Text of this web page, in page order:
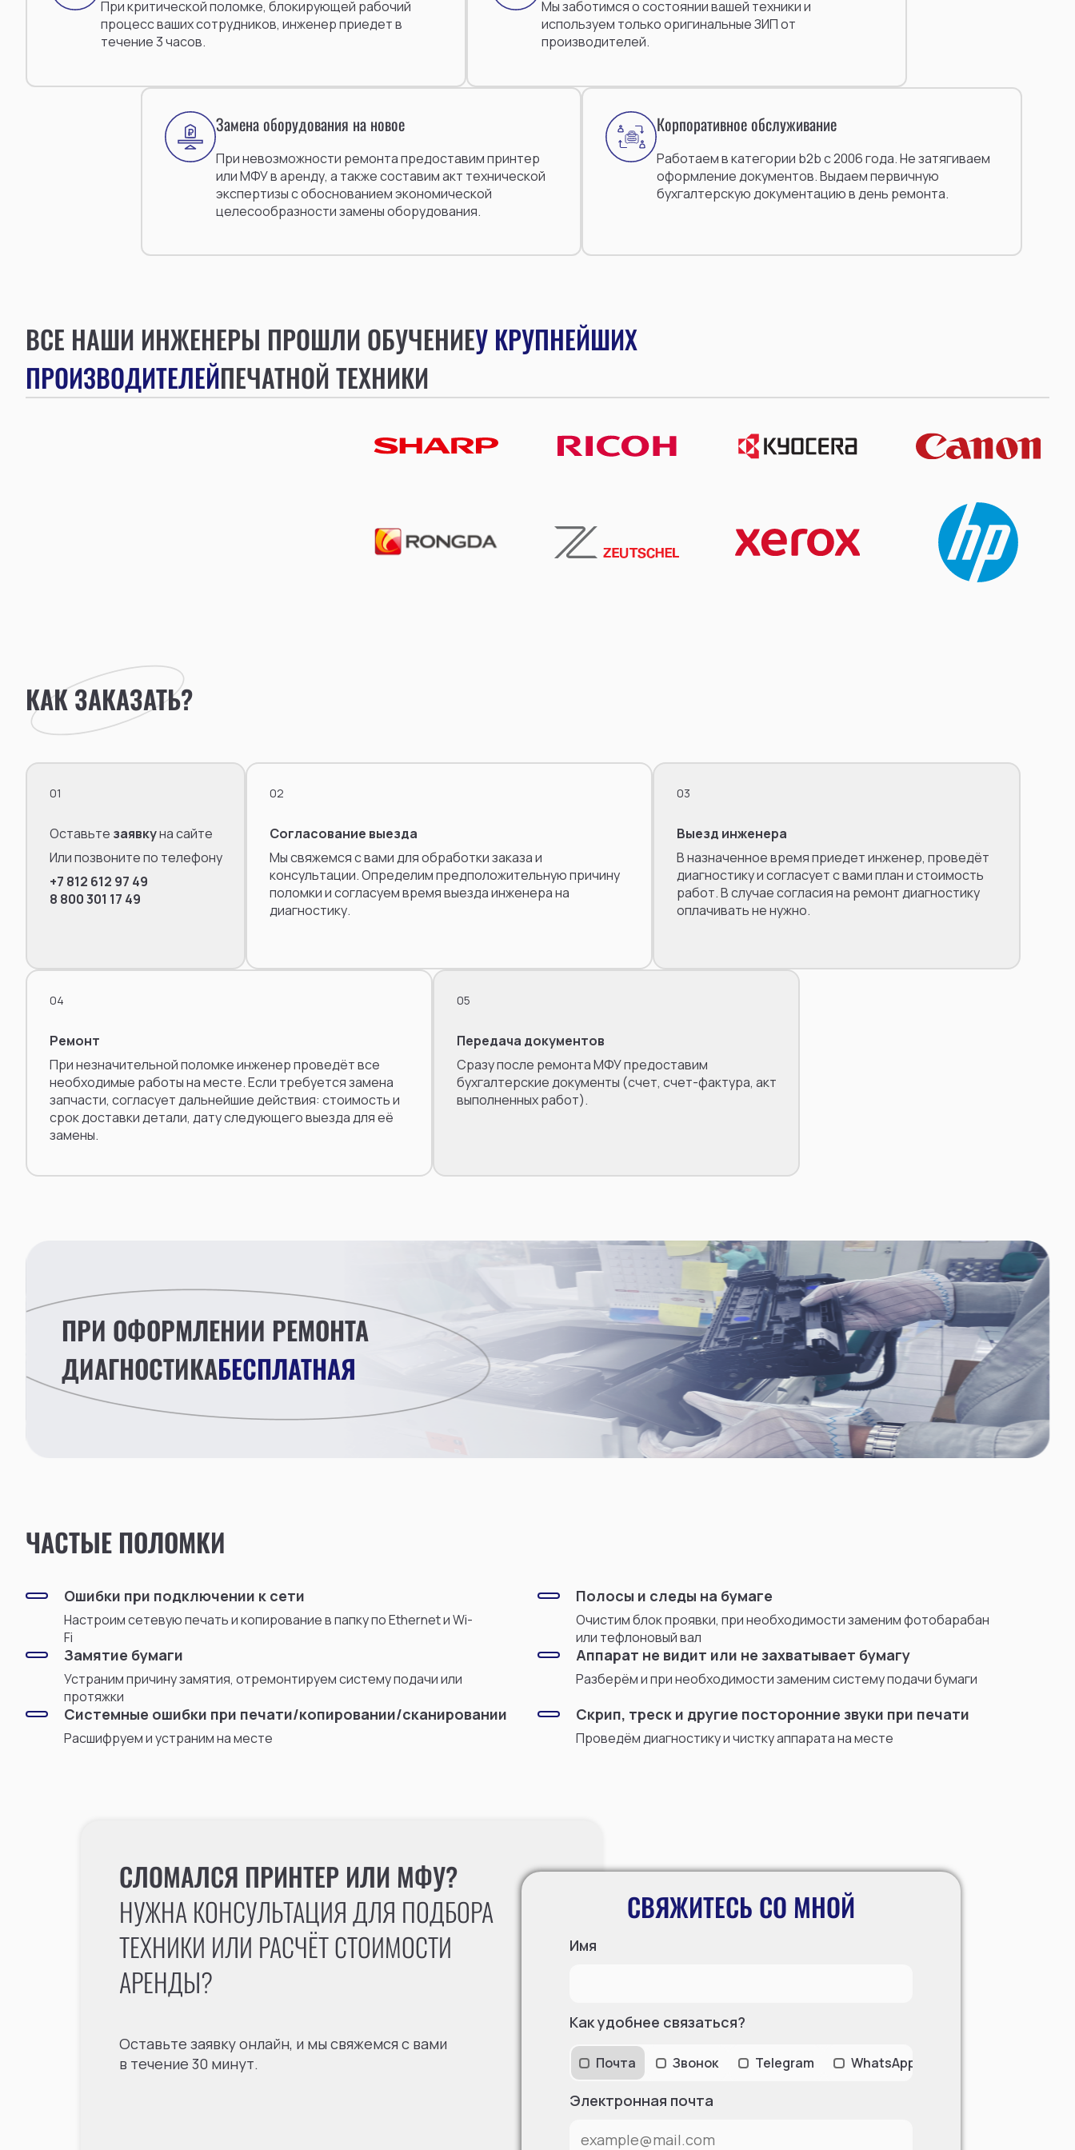
При критической поломке, блокирующей рабочий
процесс ваших сотрудников, инженер приедет в
течение 3 часов.
Мы заботимся о состоянии вашей техники и
используем только оригинальные ЗИП от
производителей.
Замена оборудования на новое
При невозможности ремонта предоставим принтер
или МФУ в аренду, а также составим акт технической
экспертизы с обоснованием экономической
целесообразности замены оборудования.
Корпоративное обслуживание
Работаем в категории b2b с 2006 года. Не затягиваем
оформление документов. Выдаем первичную
бухгалтерскую документацию в день ремонта.
ВСЕ НАШИ ИНЖЕНЕРЫ ПРОШЛИ ОБУЧЕНИЕУ КРУПНЕЙШИХ
ПРОИЗВОДИТЕЛЕЙПЕЧАТНОЙ ТЕХНИКИ
КАК ЗАКАЗАТЬ?
01
Оставьте заявкуна сайте
Или позвоните по телефону
+7 812 612 97 49
8 800 301 17 49
02
Согласование выезда
Мы свяжемся с вами для обработки заказа и
консультации. Определим предположительную причину
поломки и согласуем время выезда инженера на
диагностику.
03
Выезд инженера
В назначенное время приедет инженер, проведёт
диагностику и согласует с вами план и стоимость
работ. В случае согласия на ремонт диагностику
оплачивать не нужно.
04
Ремонт
При незначительной поломке инженер проведёт все
необходимые работы на месте. Если требуется замена
запчасти, согласует дальнейшие действия: стоимость и
срок доставки детали, дату следующего выезда для её
замены.
05
Передача документов
Сразу после ремонта МФУ предоставим
бухгалтерские документы (счет, счет-фактура, акт
выполненных работ).
ПРИ ОФОРМЛЕНИИ РЕМОНТА
ДИАГНОСТИКАБЕСПЛАТНАЯ
ЧАСТЫЕ ПОЛОМКИ
Ошибки при подключении к сети
Настроим сетевую печать и копирование в папку по Ethernet и Wi-
Fi
Полосы и следы на бумаге
Очистим блок проявки, при необходимости заменим фотобарабан
или тефлоновый вал
Замятие бумаги
Устраним причину замятия, отремонтируем систему подачи или
протяжки
Аппарат не видит или не захватывает бумагу
Разберём и при необходимости заменим систему подачи бумаги
Системные ошибки при печати/копировании/сканировании
Расшифруем и устраним на месте
Скрип, треск и другие посторонние звуки при печати
Проведём диагностику и чистку аппарата на месте
СЛОМАЛСЯ ПРИНТЕР ИЛИ МФУ?
НУЖНА КОНСУЛЬТАЦИЯ ДЛЯ ПОДБОРА
ТЕХНИКИ ИЛИ РАСЧЁТ СТОИМОСТИ
АРЕНДЫ?
Оставьте заявку онлайн, и мы свяжемся с вами
в течение 30 минут.
СВЯЖИТЕСЬ СО МНОЙ
Имя
Как удобнее связаться?
Почта Звонок Telegram WhatsApp
Электронная почта